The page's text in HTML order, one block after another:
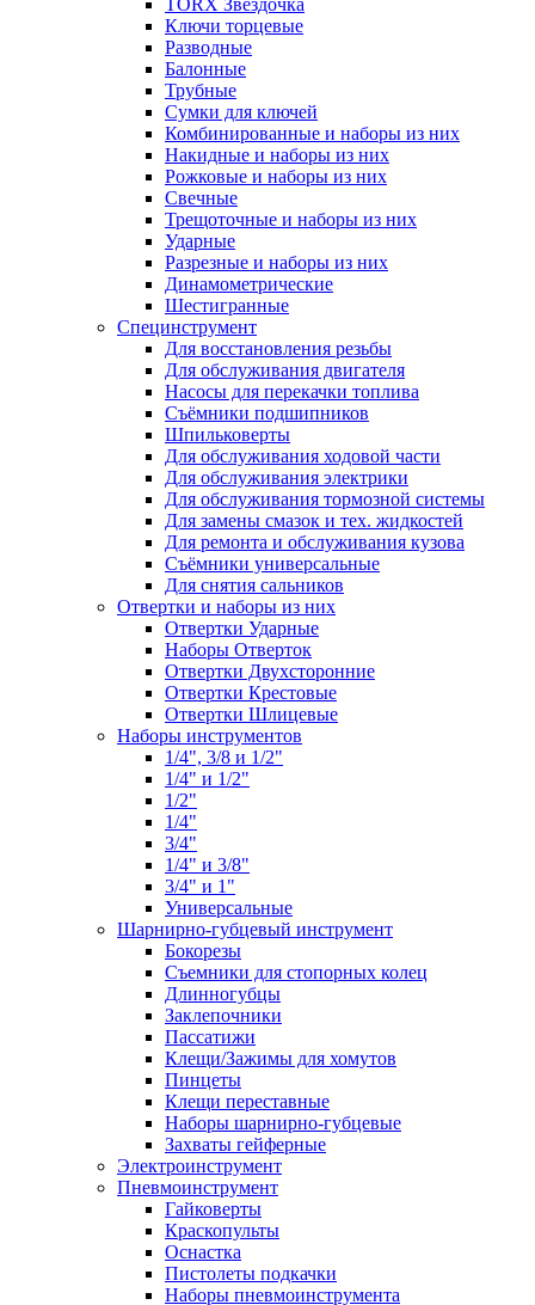
TORX Звёздочка
Ключи торцевые
Разводные
Балонные
Трубные
Сумки для ключей
Комбинированные и наборы из них
Накидные и наборы из них
Рожковые и наборы из них
Свечные
Трещоточные и наборы из них
Ударные
Разрезные и наборы из них
Динамометрические
Шестигранные
Специнструмент
Для восстановления резьбы
Для обслуживания двигателя
Насосы для перекачки топлива
Съёмники подшипников
Шпильковерты
Для обслуживания ходовой части
Для обслуживания электрики
Для обслуживания тормозной системы
Для замены смазок и тех. жидкостей
Для ремонта и обслуживания кузова
Съёмники универсальные
Для снятия сальников
Отвертки и наборы из них
Отвертки Ударные
Наборы Отверток
Отвертки Двухсторонние
Отвертки Крестовые
Отвертки Шлицевые
Наборы инструментов
1/4", 3/8 и 1/2"
1/4" и 1/2"
1/2"
1/4"
3/4"
1/4" и 3/8"
3/4" и 1"
Универсальные
Шарнирно-губцевый инструмент
Бокорезы
Съемники для стопорных колец
Длинногубцы
Заклепочники
Пассатижи
Клещи/Зажимы для хомутов
Пинцеты
Клещи переставные
Наборы шарнирно-губцевые
Захваты гейферные
Электроинструмент
Пневмоинструмент
Гайковерты
Краскопульты
Оснастка
Пистолеты подкачки
Наборы пневмоинструмента